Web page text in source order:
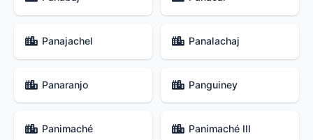
Panajachel Panalachaj
Panaranjo Panguiney
Panimaché Panimaché III